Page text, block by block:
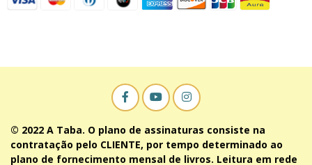
© 2022 A Taba. O plano de assinaturas consiste na
contratação pelo CLIENTE, por tempo determinado ao
plano de fornecimento mensal de livros. Leitura em rede